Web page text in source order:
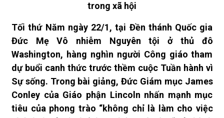
trong xã hội
Tối thứ Năm ngày 22/1, tại Đền thánh Quốc gia
Đức Mẹ Vô nhiễm Nguyên tội ở thủ đô
Washington, hàng nghìn người Công giáo tham
dự buổi canh thức trước thềm cuộc Tuần hành vì
Sự sống. Trong bài giảng, Đức Giám mục James
Conley của Giáo phận Lincoln nhấn mạnh mục
tiêu của phong trào “không chỉ là làm cho việc